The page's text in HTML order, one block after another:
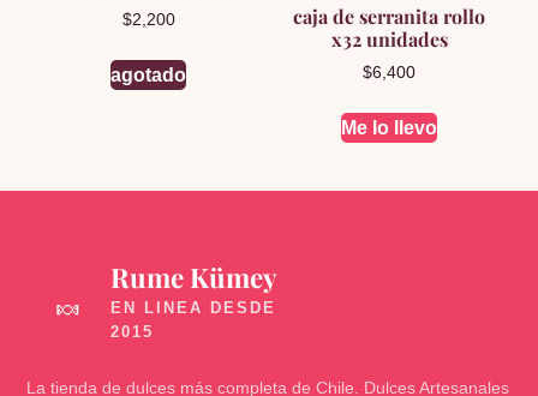
$2,200
agotado
caja de serranita rollo
x32 unidades
$6,400
Me lo llevo
🍬
Rume Kümey
La tienda de dulces más completa de Chile. Dulces Artesanales